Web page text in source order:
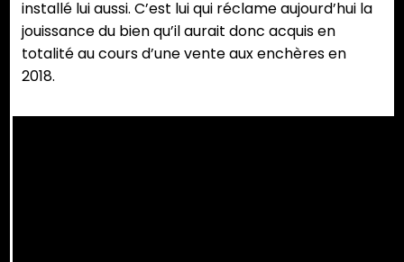
installé lui aussi. C’est lui qui réclame aujourd’hui la
jouissance du bien qu’il aurait donc acquis en
totalité au cours d’une vente aux enchères en
2018.